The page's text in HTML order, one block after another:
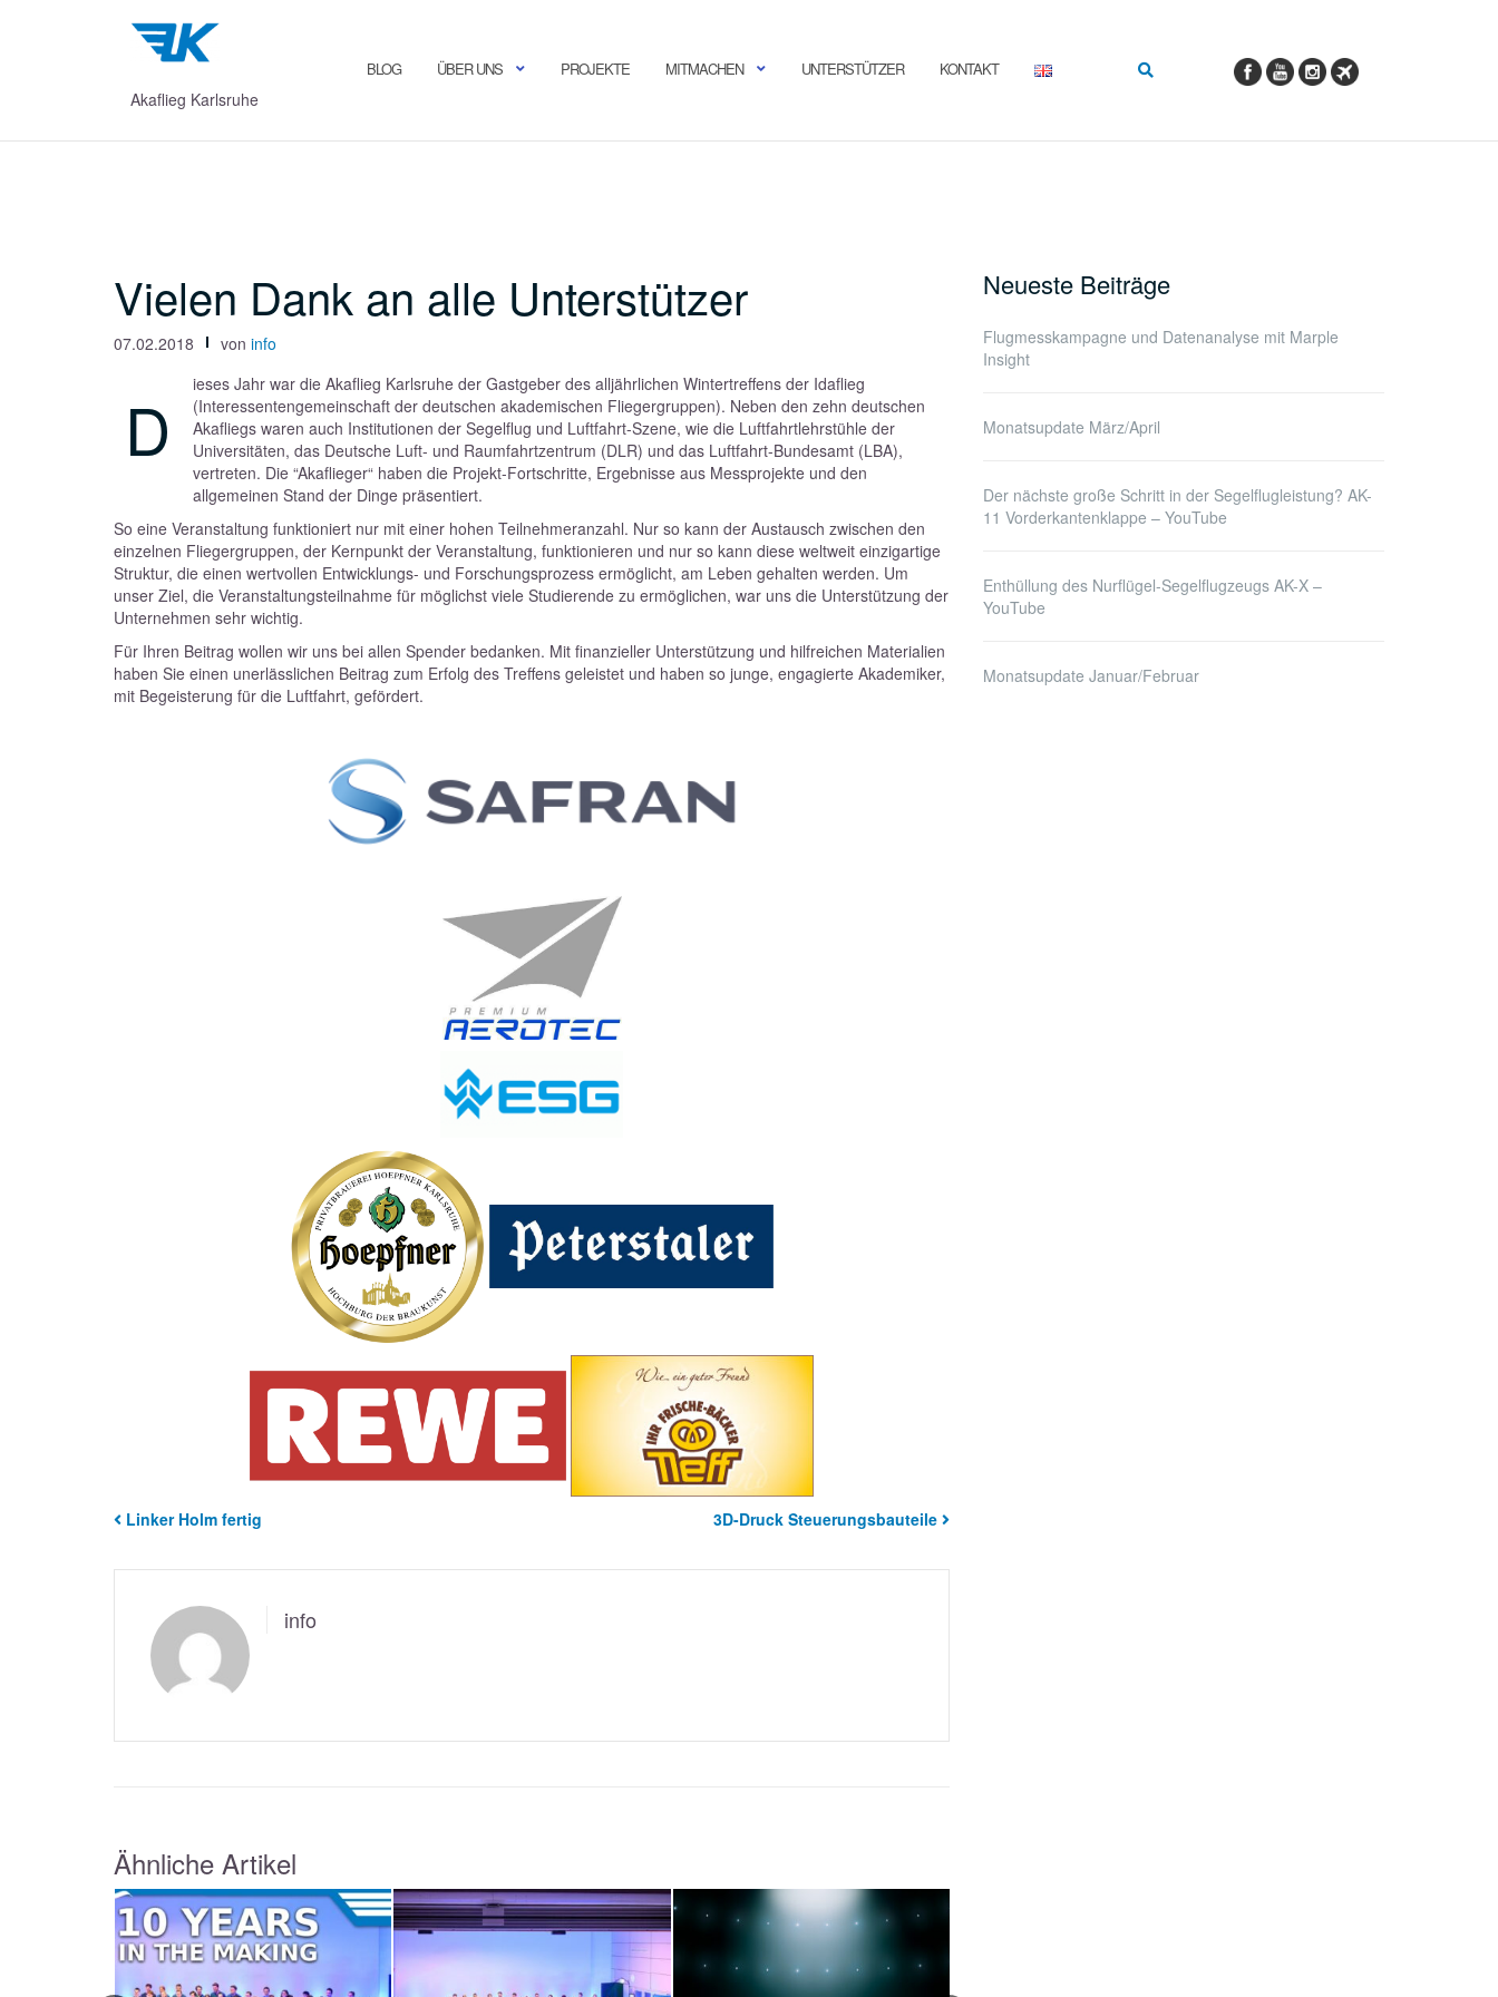
Akaflieg Karlsruhe
BLOG ÜBER UNS PROJEKTE MITMACHEN UNTERSTÜTZER KONTAKT
Vielen Dank an alle Unterstützer
07.02.2018 von info
D
ieses Jahr war die Akaflieg Karlsruhe der Gastgeber des alljährlichen Wintertreffens der Idaflieg
(Interessentengemeinschaft der deutschen akademischen Fliegergruppen). Neben den zehn deutschen
Akafliegs waren auch Institutionen der Segelflug und Luftfahrt-Szene, wie die Luftfahrtlehrstühle der
Universitäten, das Deutsche Luft- und Raumfahrtzentrum (DLR) und das Luftfahrt-Bundesamt (LBA),
vertreten. Die “Akaflieger“ haben die Projekt-Fortschritte, Ergebnisse aus Messprojekte und den
allgemeinen Stand der Dinge präsentiert.
So eine Veranstaltung funktioniert nur mit einer hohen Teilnehmeranzahl. Nur so kann der Austausch zwischen den
einzelnen Fliegergruppen, der Kernpunkt der Veranstaltung, funktionieren und nur so kann diese weltweit einzigartige
Struktur, die einen wertvollen Entwicklungs- und Forschungsprozess ermöglicht, am Leben gehalten werden. Um
unser Ziel, die Veranstaltungsteilnahme für möglichst viele Studierende zu ermöglichen, war uns die Unterstützung der
Unternehmen sehr wichtig.
Für Ihren Beitrag wollen wir uns bei allen Spender bedanken. Mit finanzieller Unterstützung und hilfreichen Materialien
haben Sie einen unerlässlichen Beitrag zum Erfolg des Treffens geleistet und haben so junge, engagierte Akademiker,
mit Begeisterung für die Luftfahrt, gefördert.
Linker Holm fertig 3D-Druck Steuerungsbauteile
info
Ähnliche Artikel
Neueste Beiträge
Flugmesskampagne und Datenanalyse mit Marple
Insight
Monatsupdate März/April
Der nächste große Schritt in der Segelflugleistung? AK-
11 Vorderkantenklappe – YouTube
Enthüllung des Nurflügel-Segelflugzeugs AK-X –
YouTube
Monatsupdate Januar/Februar